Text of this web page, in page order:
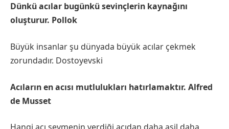
Dünkü acılar bugünkü sevinçlerin kaynağını
oluşturur. Pollok
Büyük insanlar şu dünyada büyük acılar çekmek
zorundadır. Dostoyevski
Acıların en acısı mutlulukları hatırlamaktır. Alfred
de Musset